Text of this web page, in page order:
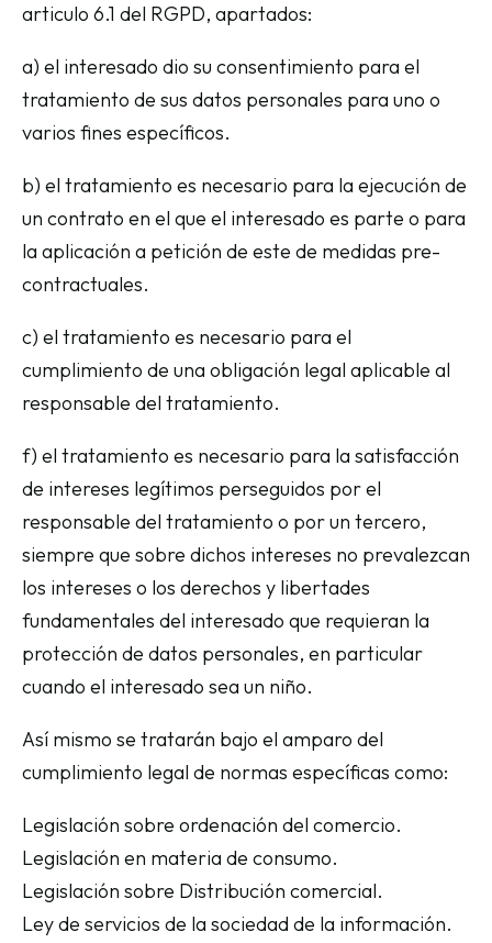
articulo 6.1 del RGPD, apartados:
a) el interesado dio su consentimiento para el
tratamiento de sus datos personales para uno o
varios fines específicos.
b) el tratamiento es necesario para la ejecución de
un contrato en el que el interesado es parte o para
la aplicación a petición de este de medidas pre-
contractuales.
c) el tratamiento es necesario para el
cumplimiento de una obligación legal aplicable al
responsable del tratamiento.
f) el tratamiento es necesario para la satisfacción
de intereses legítimos perseguidos por el
responsable del tratamiento o por un tercero,
siempre que sobre dichos intereses no prevalezcan
los intereses o los derechos y libertades
fundamentales del interesado que requieran la
protección de datos personales, en particular
cuando el interesado sea un niño.
Así mismo se tratarán bajo el amparo del
cumplimiento legal de normas específicas como:
Legislación sobre ordenación del comercio.
Legislación en materia de consumo.
Legislación sobre Distribución comercial.
Ley de servicios de la sociedad de la información.